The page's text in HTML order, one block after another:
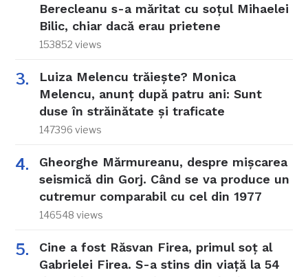
Berecleanu s-a măritat cu soțul Mihaelei
Bilic, chiar dacă erau prietene
153852 views
Luiza Melencu trăiește? Monica
Melencu, anunț după patru ani: Sunt
duse în străinătate și traficate
147396 views
Gheorghe Mărmureanu, despre mișcarea
seismică din Gorj. Când se va produce un
cutremur comparabil cu cel din 1977
146548 views
Cine a fost Răsvan Firea, primul soț al
Gabrielei Firea. S-a stins din viață la 54